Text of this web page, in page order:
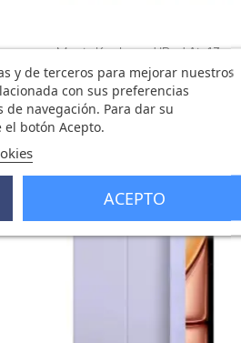
Vista rápida
Magic Keyboard IPad Air 13...
324,57 €
0 opinión
y de terceros para mejorar nuestros
con sus preferencias
navegación. Para dar su
botón Acepto.
ACEPTO